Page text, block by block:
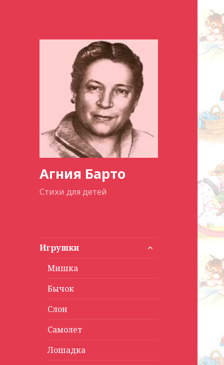
Агния Барто
Стихи для детей
Игрушки
раскрыть
Мишка
Бычок
Слон
Самолет
Лошадка